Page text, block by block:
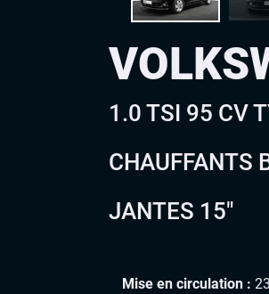
1.0 TSI 95 CV
CHAUFFANTS
JANTES 15″
Mise en circulation :